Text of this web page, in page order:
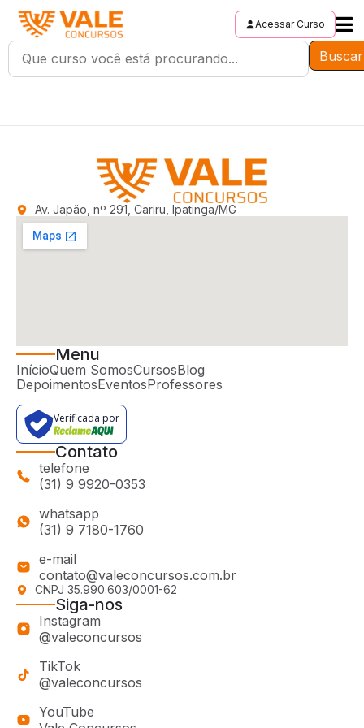
Acessar Curso
Buscar
Av. Japão, nº 291, Cariru, Ipatinga/MG
Menu
InícioQuem SomosCursosBlog
DepoimentosEventosProfessores
Verificada por
Contato
telefone
(31) 9 9920-0353
whatsapp
(31) 9 7180-1760
e-mail
contato@valeconcursos.com.br
CNPJ 35.990.603/0001-62
Siga-nos
Instagram
@valeconcursos
TikTok
@valeconcursos
YouTube